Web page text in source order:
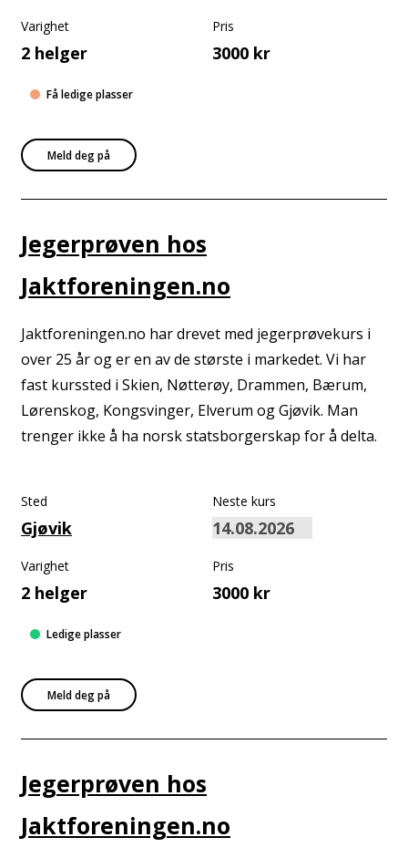
Varighet
2 helger
Pris
3000 kr
Meld deg på
Få ledige plasser
Jegerprøven hos
Jaktforeningen.no
Jaktforeningen.no har drevet med jegerprøvekurs i
over 25 år og er en av de største i markedet. Vi har
fast kurssted i Skien, Nøtterøy, Drammen, Bærum,
Lørenskog, Kongsvinger, Elverum og Gjøvik. Man
trenger ikke å ha norsk statsborgerskap for å delta.
Sted
Gjøvik
Neste kurs
Varighet
2 helger
Pris
3000 kr
Meld deg på
Ledige plasser
Jegerprøven hos
Jaktforeningen.no